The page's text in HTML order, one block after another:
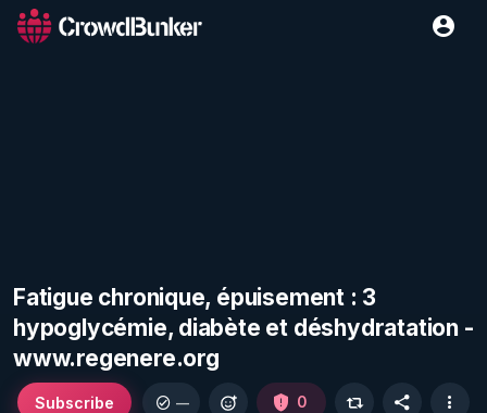
Fatigue chronique, épuisement : 3
hypoglycémie, diabète et déshydratation -
www.regenere.org
Subscribe — 0